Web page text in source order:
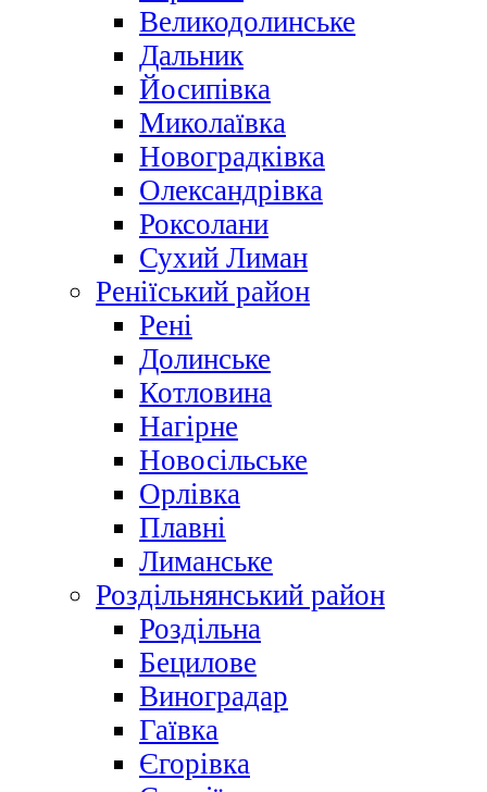
Великодолинське
Дальник
Йосипівка
Миколаївка
Новоградківка
Олександрівка
Роксолани
Сухий Лиман
Реніїський район
Рені
Долинське
Котловина
Нагірне
Новосільське
Орлівка
Плавні
Лиманське
Роздільнянський район
Роздільна
Бецилове
Виноградар
Гаївка
Єгорівка